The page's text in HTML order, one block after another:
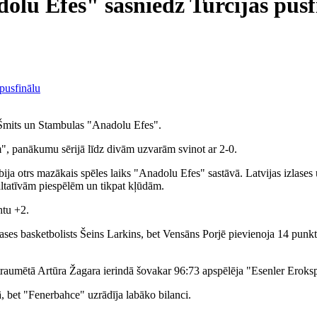
Efes" sasniedz Turcijas
un Stambulas "Anadolu Efes".
panākumu sērijā līdz divām uzvarām svinot ar 2-0.
otrs mazākais spēles laiks "Anadolu Efes" sastāvā. Latvijas
piespēlēm un tikpat kļūdām.
+2.
basketbolists Šeins Larkins, bet Vensāns Porjē pievienoja 14
Artūra Žagara ierindā šovakar 96:73 apspēlēja "Esenler
bet "Fenerbahce" uzrādīja labāko bilanci.